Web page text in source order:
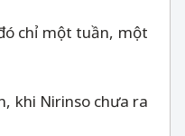
chỉ một tuần, một
khi Nirinso chưa ra